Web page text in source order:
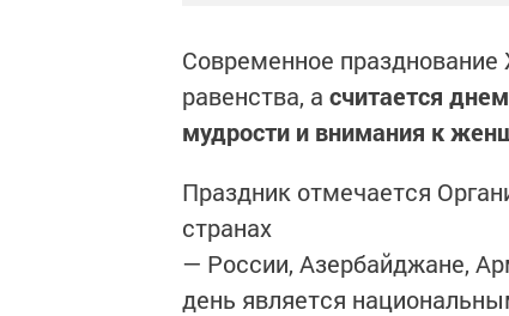
Современное
равенства, а считается
мудрости и внимания к
Праздник отмечается
странах
— России, Азербайджане,
день является